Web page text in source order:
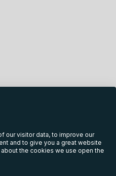
our visitor data, to improve our
and to give you a great website
the cookies we use open the